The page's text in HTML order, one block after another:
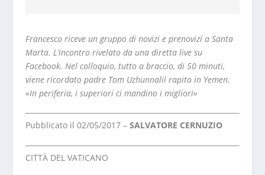
Francesco riceve un gruppo di novizi e prenovizi a Santa
Marta. L’incontro rivelato da una diretta live su
Facebook. Nel colloquio, tutto a braccio, di 50 minuti,
viene ricordato padre Tom Uzhunnalil rapito in Yemen.
«In periferia, i superiori ci mandino i migliori»
Pubblicato il 02/05/2017 – SALVATORE CERNUZIO
CITTÀ DEL VATICANO